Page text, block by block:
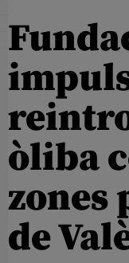
òliba
zones
de